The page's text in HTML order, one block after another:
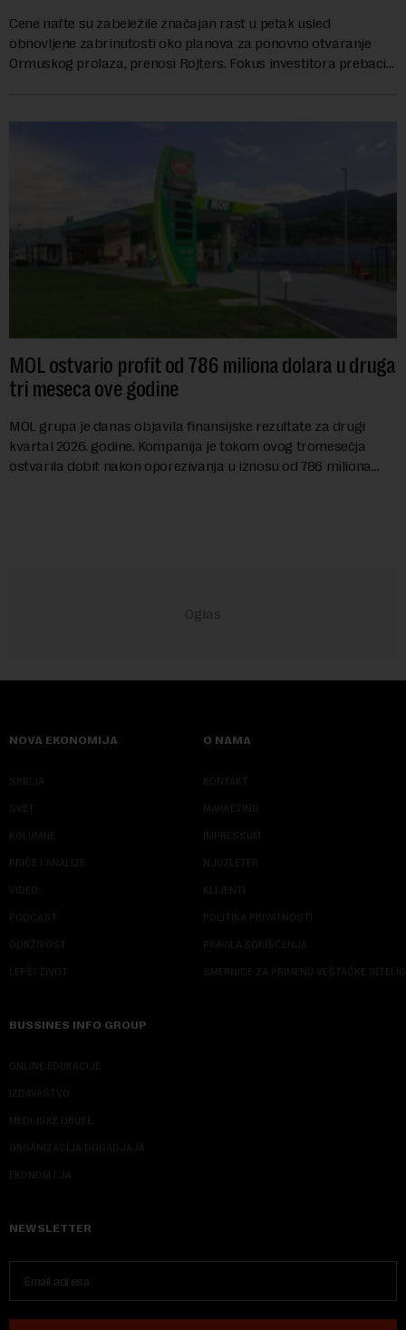
Cene nafte su zabeležile značajan rast u petak usled
obnovljene zabrinutosti oko planova za ponovno otvaranje
Ormuskog prolaza, prenosi Rojters. Fokus investitora prebacio
MOL ostvario profit od 786 miliona dolara u druga
tri meseca ove godine
MOL grupa je danas objavila finansijske rezultate za drugi
kvartal 2026. godine. Kompanija je tokom ovog tromesečja
ostvarila dobit nakon oporezivanja u iznosu od 786 miliona
NOVA EKONOMIJA
SRBIJA
SVET
KOLUMNE
PRIČE I ANALIZE
VIDEO
PODCAST
ODRŽIVOST
LEPŠI ŽIVOT
O NAMA
KONTAKT
MARKETING
IMPRESSUM
NJUZLETER
KLIJENTI
POLITIKA PRIVATNOSTI
PRAVILA KORIŠĆENJA
SMERNICE ZA PRIMENU VEŠTAČKE
BUSSINES INFO GROUP
ONLINE EDUKACIJE
IZDAVAŠTVO
MEDIJSKE OBUKE
ORGANIZACIJA DOGADJAJA
EKONOM I JA
NEWSLETTER